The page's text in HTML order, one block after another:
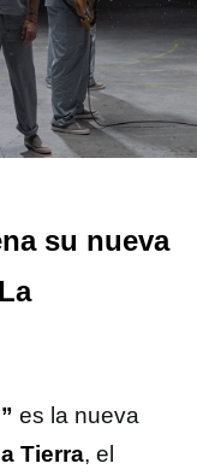
su nueva
es la nueva
Tierra, el